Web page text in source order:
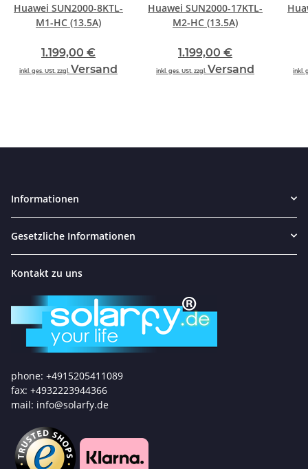
Huawei SUN2000-8KTL-
M1-HC (13.5A)
1.199,00 €
inkl. ges. USt. zzgl. Versand
Huawei SUN2000-17KTL-
M2-HC (13.5A)
1.199,00 €
inkl. ges. USt. zzgl. Versand inkl.
Informationen
Gesetzliche Informationen
Kontakt zu uns
phone: +4915205411089
fax: +4932223944366
mail: info@solarfy.de